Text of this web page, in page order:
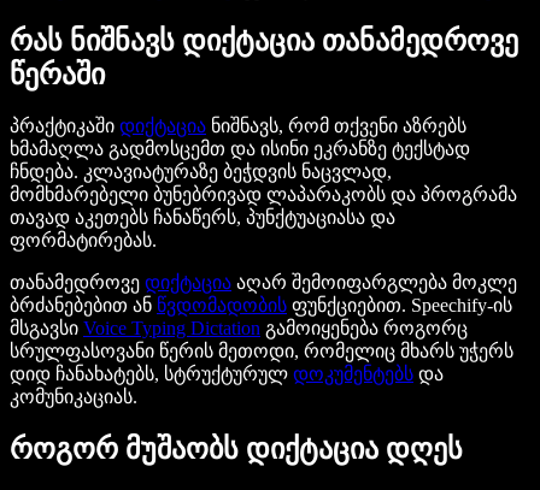
რას ნიშნავს დიქტაცია თანამედროვე
წერაში
პრაქტიკაში დიქტაცია ნიშნავს, რომ თქვენი აზრებს
ხმამაღლა გადმოსცემთ და ისინი ეკრანზე ტექსტად
ჩნდება. კლავიატურაზე ბეჭდვის ნაცვლად,
მომხმარებელი ბუნებრივად ლაპარაკობს და პროგრამა
თავად აკეთებს ჩანაწერს, პუნქტუაციასა და
ფორმატირებას.
თანამედროვე დიქტაცია აღარ შემოიფარგლება მოკლე
ბრძანებებით ან წვდომადობის ფუნქციებით. Speechify-ის
მსგავსი Voice Typing Dictation გამოიყენება როგორც
სრულფასოვანი წერის მეთოდი, რომელიც მხარს უჭერს
დიდ ჩანახატებს, სტრუქტურულ დოკუმენტებს და
კომუნიკაციას.
როგორ მუშაობს დიქტაცია დღეს